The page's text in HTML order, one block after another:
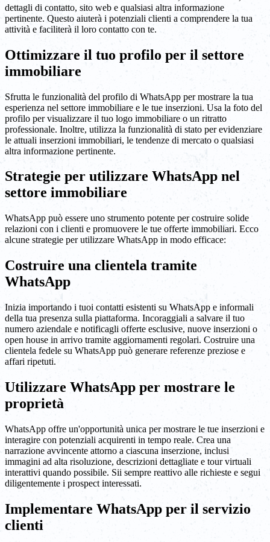
dettagli di contatto, sito web e qualsiasi altra informazione
pertinente. Questo aiuterà i potenziali clienti a comprendere la tua
attività e faciliterà il loro contatto con te.
Ottimizzare il tuo profilo per il settore
immobiliare
Sfrutta le funzionalità del profilo di WhatsApp per mostrare la tua
esperienza nel settore immobiliare e le tue inserzioni. Usa la foto del
profilo per visualizzare il tuo logo immobiliare o un ritratto
professionale. Inoltre, utilizza la funzionalità di stato per evidenziare
le attuali inserzioni immobiliari, le tendenze di mercato o qualsiasi
altra informazione pertinente.
Strategie per utilizzare WhatsApp nel
settore immobiliare
WhatsApp può essere uno strumento potente per costruire solide
relazioni con i clienti e promuovere le tue offerte immobiliari. Ecco
alcune strategie per utilizzare WhatsApp in modo efficace:
Costruire una clientela tramite
WhatsApp
Inizia importando i tuoi contatti esistenti su WhatsApp e informali
della tua presenza sulla piattaforma. Incoraggiali a salvare il tuo
numero aziendale e notificagli offerte esclusive, nuove inserzioni o
open house in arrivo tramite aggiornamenti regolari. Costruire una
clientela fedele su WhatsApp può generare referenze preziose e
affari ripetuti.
Utilizzare WhatsApp per mostrare le
proprietà
WhatsApp offre un'opportunità unica per mostrare le tue inserzioni e
interagire con potenziali acquirenti in tempo reale. Crea una
narrazione avvincente attorno a ciascuna inserzione, inclusi
immagini ad alta risoluzione, descrizioni dettagliate e tour virtuali
interattivi quando possibile. Sii sempre reattivo alle richieste e segui
diligentemente i prospect interessati.
Implementare WhatsApp per il servizio
clienti